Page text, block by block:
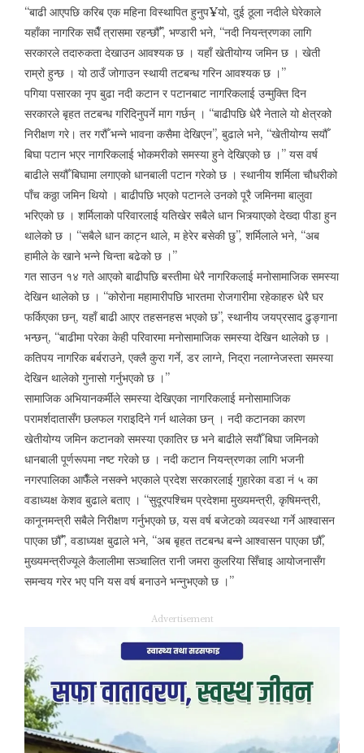
“बाढी आएपछि करिब एक महिना विस्थापित हुनुप¥यो, दुई ठूला नदीले घेरेकाले
यहाँका नागरिक सधैँ त्रासमा रहन्छौँ”, भण्डारी भने, “नदी नियन्त्रणका लागि
सरकारले तदारुकता देखाउन आवश्यक छ । यहाँ खेतीयोग्य जमिन छ । खेती
राम्रो हुन्छ । यो ठाउँ जोगाउन स्थायी तटबन्ध गरिन आवश्यक छ ।”
पगिया पसारका नृप बुढा नदी कटान र पटानबाट नागरिकलाई उन्मुक्ति दिन
सरकारले बृहत तटबन्ध गरिदिनुपर्ने माग गर्छन् । “बाढीपछि धेरै नेताले यो क्षेत्रको
निरीक्षण गरे। तर गरौँ भन्ने भावना कसैमा देखिएन”, बुढाले भने, “खेतीयोग्य सयौँ
बिघा पटान भएर नागरिकलाई भोकमरीको समस्या हुने देखिएको छ ।” यस वर्ष
बाढीले सयौँ बिघामा लगाएको धानबाली पटान गरेको छ । स्थानीय शर्मिला चौधरीको
पाँच कठ्ठा जमिन थियो । बाढीपछि भएको पटानले उनको पूरै जमिनमा बालुवा
भरिएको छ । शर्मिलाको परिवारलाई यतिखेर सबैले धान भित्र्याएको देख्दा पीडा हुन
थालेको छ । “सबैले धान काट्न थाले, म हेरेर बसेकी छु”, शर्मिलाले भने, “अब
हामीले के खाने भन्ने चिन्ता बढेको छ ।”
गत साउन १४ गते आएको बाढीपछि बस्तीमा धेरै नागरिकलाई मनोसामाजिक समस्या
देखिन थालेको छ । “कोरोना महामारीपछि भारतमा रोजगारीमा रहेकाहरु धेरै घर
फर्किएका छन्, यहाँ बाढी आएर तहसनहस भएको छ”, स्थानीय जयप्रसाद ढुङ्गाना
भन्छन्, “बाढीमा परेका केही परिवारमा मनोसामाजिक समस्या देखिन थालेको छ ।
कतिपय नागरिक बर्बराउने, एक्लै कुरा गर्ने, डर लाग्ने, निद्रा नलाग्नेजस्ता समस्या
देखिन थालेको गुनासो गर्नुभएको छ ।”
सामाजिक अभियानकर्मीले समस्या देखिएका नागरिकलाई मनोसामाजिक
परामर्शदातासँग छलफल गराइदिने गर्न थालेका छन् । नदी कटानका कारण
खेतीयोग्य जमिन कटानको समस्या एकातिर छ भने बाढीले सयौँ बिघा जमिनको
धानबाली पूर्णरूपमा नष्ट गरेको छ । नदी कटान नियन्त्रणका लागि भजनी
नगरपालिका आफैँले नसक्ने भएकाले प्रदेश सरकारलाई गुहारेका वडा नं ५ का
वडाध्यक्ष केशव बुढाले बताए । “सुदूरपश्चिम प्रदेशमा मुख्यमन्त्री, कृषिमन्त्री,
कानूनमन्त्री सबैले निरीक्षण गर्नुभएको छ, यस वर्ष बजेटको व्यवस्था गर्ने आश्वासन
पाएका छौँ”, वडाध्यक्ष बुढाले भने, “अब बृहत तटबन्ध बन्ने आश्वासन पाएका छौँ,
मुख्यमन्त्रीज्यूले कैलालीमा सञ्चालित रानी जमरा कुलरिया सिँचाइ आयोजनासँग
समन्वय गरेर भए पनि यस वर्ष बनाउने भन्नुभएको छ ।”
Advertisement